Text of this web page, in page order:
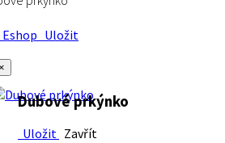
Uložit
Dubové prkýnko
Uložit Zavřít